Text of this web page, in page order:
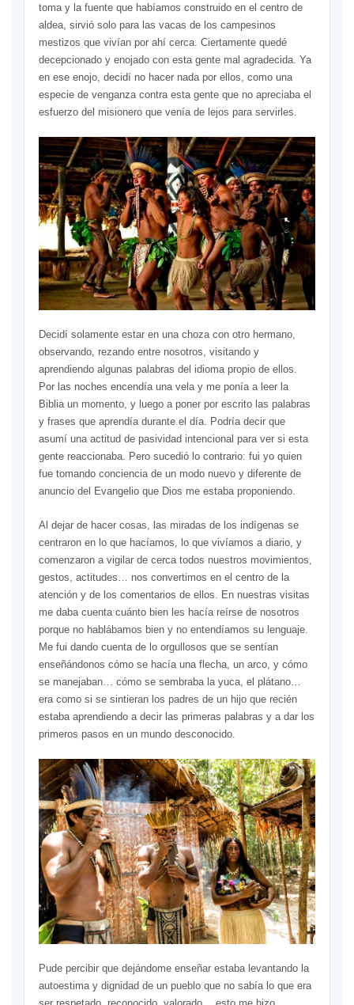
toma y la fuente que habíamos construido en el centro de
aldea, sirvió solo para las vacas de los campesinos
mestizos que vivían por ahí cerca. Ciertamente quedé
decepcionado y enojado con esta gente mal agradecida. Ya
en ese enojo, decidí no hacer nada por ellos, como una
especie de venganza contra esta gente que no apreciaba el
esfuerzo del misionero que venía de lejos para servirles.
Decidí solamente estar en una choza con otro hermano,
observando, rezando entre nosotros, visitando y
aprendiendo algunas palabras del idioma propio de ellos.
Por las noches encendía una vela y me ponía a leer la
Biblia un momento, y luego a poner por escrito las palabras
y frases que aprendía durante el día. Podría decir que
asumí una actitud de pasividad intencional para ver si esta
gente reaccionaba. Pero sucedió lo contrario: fui yo quien
fue tomando conciencia de un modo nuevo y diferente de
anuncio del Evangelio que Dios me estaba proponiendo.
Al dejar de hacer cosas, las miradas de los indígenas se
centraron en lo que hacíamos, lo que vivíamos a diario, y
comenzaron a vigilar de cerca todos nuestros movimientos,
gestos, actitudes… nos convertimos en el centro de la
atención y de los comentarios de ellos. En nuestras visitas
me daba cuenta cuánto bien les hacía reírse de nosotros
porque no hablábamos bien y no entendíamos su lenguaje.
Me fui dando cuenta de lo orgullosos que se sentían
enseñándonos cómo se hacía una flecha, un arco, y cómo
se manejaban… cómo se sembraba la yuca, el plátano…
era como si se sintieran los padres de un hijo que recién
estaba aprendiendo a decir las primeras palabras y a dar los
primeros pasos en un mundo desconocido.
Pude percibir que dejándome enseñar estaba levantando la
autoestima y dignidad de un pueblo que no sabía lo que era